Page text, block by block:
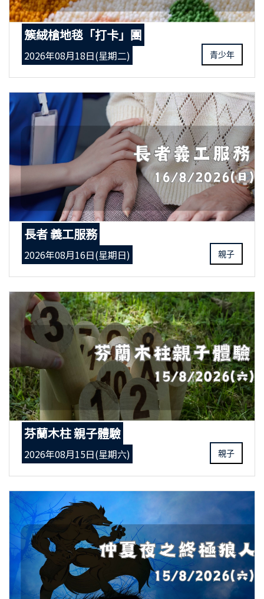
簇絨槍地毯「打卡」團
2026年08月18日(星期二) 青少年
長者 義工服務
2026年08月16日(星期日) 親子
芬蘭木柱 親子體驗
2026年08月15日(星期六) 親子